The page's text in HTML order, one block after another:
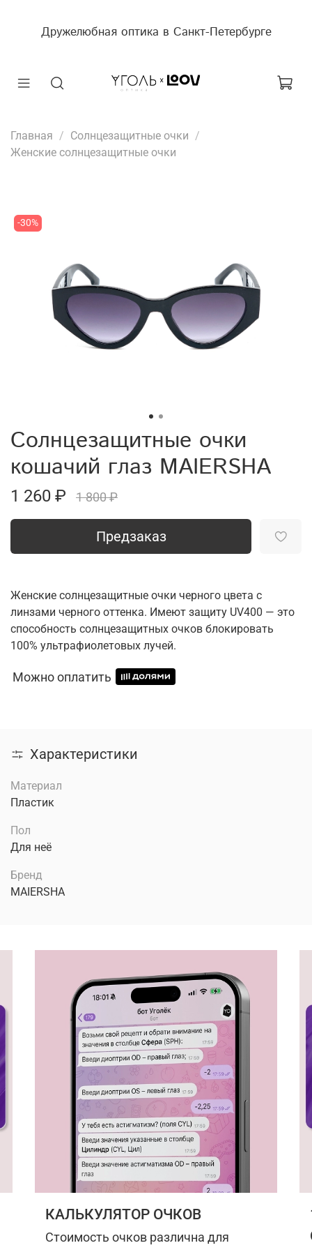
Дружелюбная оптика в Санкт-Петербурге
Главная
Солнцезащитные очки
Женские солнцезащитные очки
-30%
Солнцезащитные очки
кошачий глаз MAIERSHA
1 260 ₽ 1 800 ₽
Предзаказ
Женские солнцезащитные очки черного цвета с
линзами черного оттенка. Имеют защиту UV400 — это
способность солнцезащитных очков блокировать
100% ультрафиолетовых лучей.
Можно оплатить
Характеристики
Материал
Пластик
Пол
Для неё
Бренд
MAIERSHA
КАЛЬКУЛЯТОР ОЧКОВ
Стоимость очков различна для